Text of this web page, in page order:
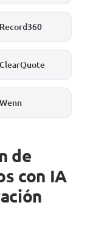
de
con IA